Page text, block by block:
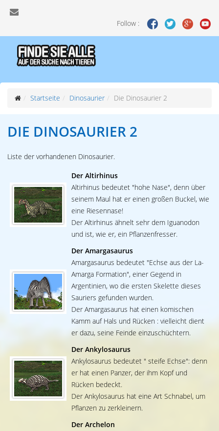
Follow :
Startseite Dinosaurier Die Dinosaurier 2
DIE DINOSAURIER 2
Liste der vorhandenen Dinosaurier.
Der Altirhinus
Altirhinus bedeutet "hohe Nase", denn über
seinem Maul hat er einen großen Buckel, wie
eine Riesennase!
Der Altirhinus ähnelt sehr dem Iguanodon
und ist, wie er, ein Pflanzenfresser.
Der Amargasaurus
Amargasaurus bedeutet "Echse aus der La-
Amarga Formation", einer Gegend in
Argentinien, wo die ersten Skelette dieses
Sauriers gefunden wurden.
Der Amargasaurus hat einen komischen
Kamm auf Hals und Rücken : vielleicht dient
er dazu, seine Feinde einzuschüchtern.
Der Ankylosaurus
Ankylosaurus bedeutet " steife Echse": denn
er hat einen Panzer, der ihm Kopf und
Rücken bedeckt.
Der Ankylosaurus hat eine Art Schnabel, um
Pflanzen zu zerkleinern.
Der Archelon